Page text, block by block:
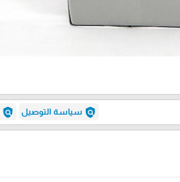
policy سياسة التوصيل policy